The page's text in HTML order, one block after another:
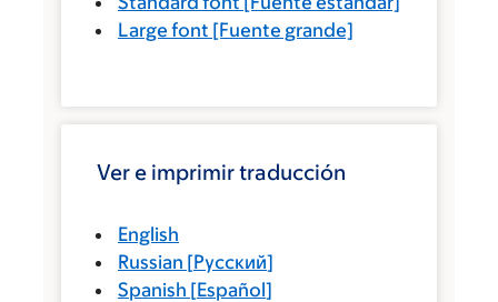
Large font [Fuente grande]
Ver e imprimir traducción
English
Russian [Русский]
Spanish [Español]